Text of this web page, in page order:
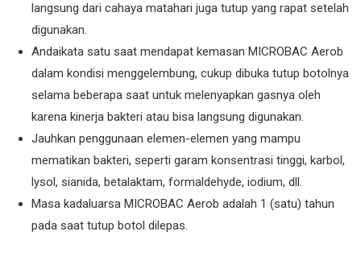
langsung dari cahaya matahari juga tutup yang rapat setelah
digunakan.
Andaikata satu saat mendapat kemasan MICROBAC Aerob
dalam kondisi menggelembung, cukup dibuka tutup botolnya
selama beberapa saat untuk melenyapkan gasnya oleh
karena kinerja bakteri atau bisa langsung digunakan.
Jauhkan penggunaan elemen-elemen yang mampu
mematikan bakteri, seperti garam konsentrasi tinggi, karbol,
lysol, sianida, betalaktam, formaldehyde, iodium, dll.
Masa kadaluarsa MICROBAC Aerob adalah 1 (satu) tahun
pada saat tutup botol dilepas.